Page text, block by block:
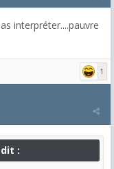
interpréter....pauvre
1
: